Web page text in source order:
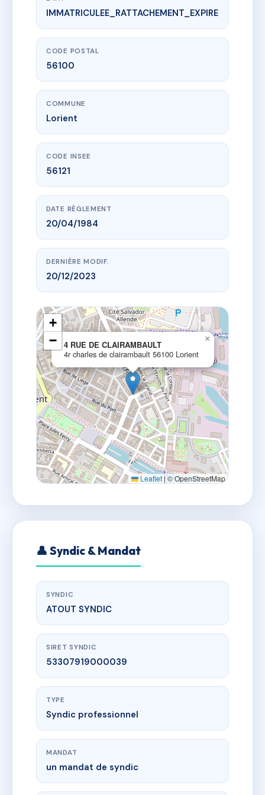
www.vme.plus/AA5335708
4 RUE DE CLAIRAMBAULT
4r charles de clairambault
IMMATRICULEE_RATTACHEMENT_EXPIRE
CODE POSTAL
56100
COMMUNE
Lorient
CODE INSEE
56121
DATE RÈGLEMENT
20/04/1984
DERNIÈRE MODIF.
20/12/2023
4 RUE DE CLAIRAMBAULT
4r charles de clairambault 56100 Lorient
×
+
−
Leaflet | © OpenStreetMap
👤 Syndic & Mandat
SYNDIC
ATOUT SYNDIC
SIRET SYNDIC
53307919000039
TYPE
Syndic professionnel
MANDAT
un mandat de syndic